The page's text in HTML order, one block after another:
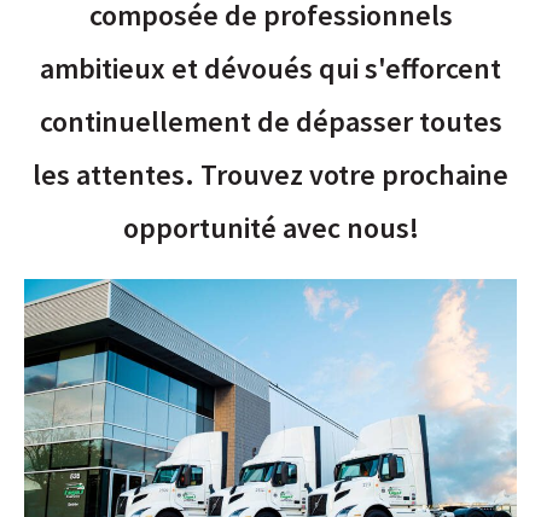
composée de professionnels
ambitieux et dévoués qui s'efforcent
continuellement de dépasser toutes
les attentes. Trouvez votre prochaine
opportunité avec nous!